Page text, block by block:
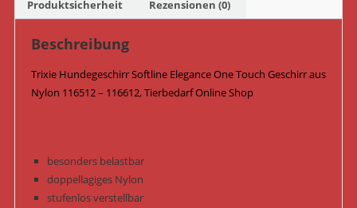
116612
/
Ozean/Petrol
Produktsicherheit
Rezensionen (0)
Beschreibung
Trixie Hundegeschirr Softline Elegance One Touch Geschirr aus
Nylon 116512 – 116612, Tierbedarf Online Shop
besonders belastbar
doppellagiges Nylon
stufenlos verstellbar